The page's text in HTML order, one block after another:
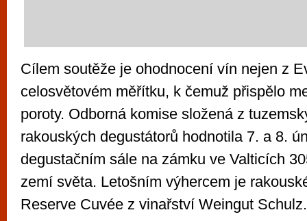
Cílem soutěže je ohodnocení vín nejen z
celosvětovém měřítku, k čemuž přispělo
poroty. Odborná komise složená z
rakouských degustátorů hodnotila 7. a 8.
degustačním sále na zámku ve Valticích
zemí světa. Letošním výhercem je
Reserve Cuvée z vinařství Weingut Schulz.